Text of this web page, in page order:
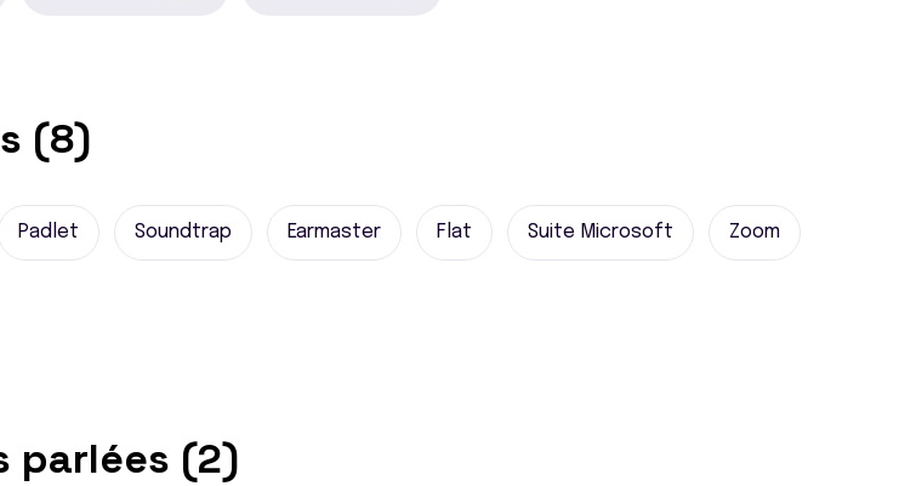
(8)
Padlet Soundtrap Earmaster Flat Suite Microsoft Zoom
parlées (2)